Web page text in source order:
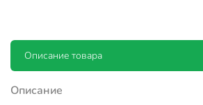
Описание товара
Описание